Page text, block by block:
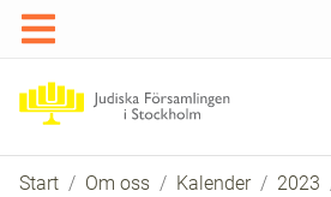
Start Om oss Kalender 2023